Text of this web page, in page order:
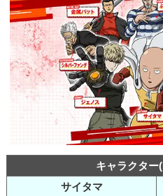
キャラクター
サイタマ